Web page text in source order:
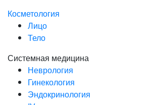
Косметология
Лицо
Тело
Системная медицина
Неврология
Гинекология
Эндокринология